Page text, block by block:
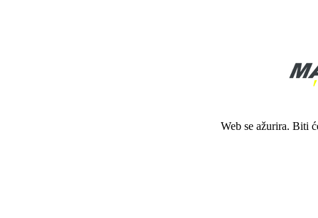
Web se ažurira. Biti